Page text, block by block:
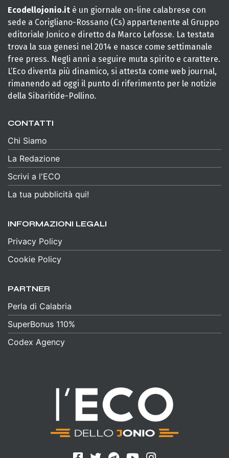
Ecodellojonio.it è un giornale on-line calabrese con
sede a Corigliano-Rossano (Cs) appartenente al Gruppo
editoriale Jonico e diretto da Marco Lefosse. La testata
trova la sua genesi nel 2014 e nasce come settimanale
free press. Negli anni a seguire muta spirito e carattere.
L’Eco diventa più dinamico, si attesta come web journal,
rimanendo ad oggi il punto di riferimento per le notizie
della Sibaritide-Pollino.
CONTATTI
Chi Siamo
La Redazione
Scrivi a l'ECO
La tua pubblicità qui!
INFORMAZIONI LEGALI
Privacy Policy
Cookie Policy
PARTNER
Perla di Calabria
SuperBonus 110%
Codex Agency